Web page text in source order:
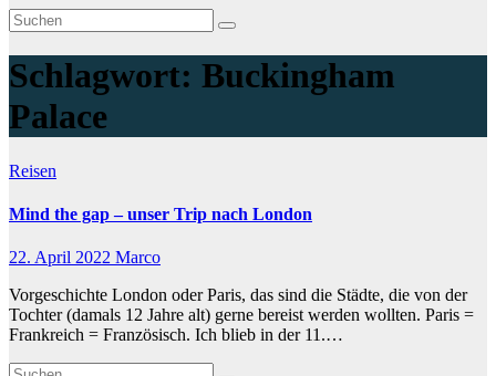
Schlagwort: Buckingham
Palace
Reisen
Mind the gap – unser Trip nach London
22. April 2022 Marco
Vorgeschichte London oder Paris, das sind die Städte, die von der
Tochter (damals 12 Jahre alt) gerne bereist werden wollten. Paris =
Frankreich = Französisch. Ich blieb in der 11.…